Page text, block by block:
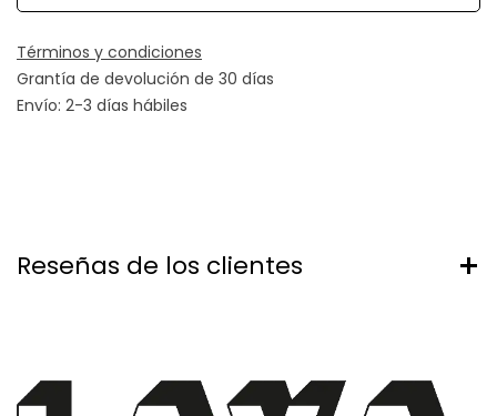
Términos y condiciones
Grantía de devolución de 30 días
Envío: 2-3 días hábiles
Reseñas de los clientes